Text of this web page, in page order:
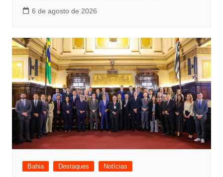
6 de agosto de 2026
Bahia Destaques Notícias